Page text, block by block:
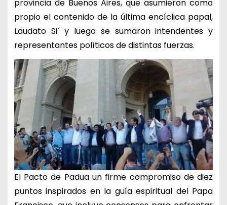
provincia de Buenos Aires, que asumieron como
propio el contenido de la última encíclica papal,
Laudato Si´ y luego se sumaron intendentes y
representantes políticos de distintas fuerzas.
El Pacto de Padua un firme compromiso de diez
puntos inspirados en la guía espiritual del Papa